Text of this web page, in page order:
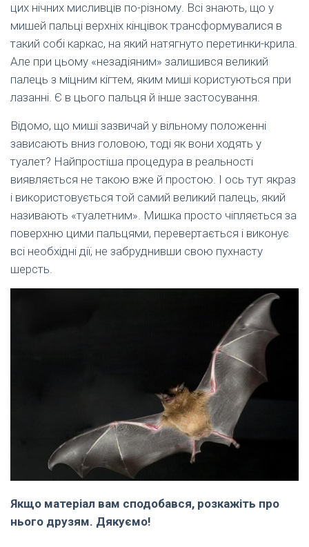
цих нічних мисливців по-різному. Всі знають, що у
мишей пальці верхніх кінцівок трансформувалися в
такий собі каркас, на який натягнуто перетинки-крила.
Але при цьому «незадіяним» залишився великий
палець з міцним кігтем, яким миші користуються при
лазанні. Є в цього пальця й інше застосування.
Відомо, що миші зазвичай у вільному положенні
зависають вниз головою, тоді як вони ходять у
туалет? Найпростіша процедура в реальності
виявляється не такою вже й простою. І ось тут якраз
і використовується той самий великий палець, який
називають «туалетним». Мишка просто чіпляється за
поверхню цими пальцями, перевертається і виконує
всі необхідні дії, не забруднивши свою пухнасту
шерсть.
Якщо матеріал вам сподобався, розкажіть про
нього друзям. Дякуємо!